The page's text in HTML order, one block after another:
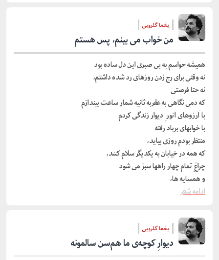
یغما گلرویی
من خواب می بینم، پس هستم
همیشه حواسم به بی صبری این دل ساده بود
نه وقتی برای رج زدن روزهای رد شده داشتم،
نه حتا فرصتی
که دمی نگاهی به عقربه ثانیه شمار ساعت بیندازم
با آرزوهای آنور ِ دیوار زندگی کردم
با خوابهای برباد رفته
منتظر بودم روزی بیاید،
که همه در خیابان به یکدیگر سلام کنند،
چراغ ِ تمام چهار راهها سبز می شود
و همسایه ها،
ادامه شعر
یغما گلرویی
دیوارِ کوچه‌ی‌ ما هم‌سن‌ سالمونه‌